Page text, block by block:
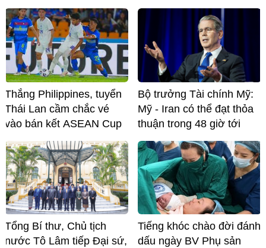
Thắng Philippines, tuyển
Thái Lan cầm chắc vé
vào bán kết ASEAN Cup
Bộ trưởng Tài chính Mỹ:
Mỹ - Iran có thể đạt thỏa
thuận trong 48 giờ tới
Tổng Bí thư, Chủ tịch
nước Tô Lâm tiếp Đại sứ,
Tiếng khóc chào đời đánh
dấu ngày BV Phụ sản